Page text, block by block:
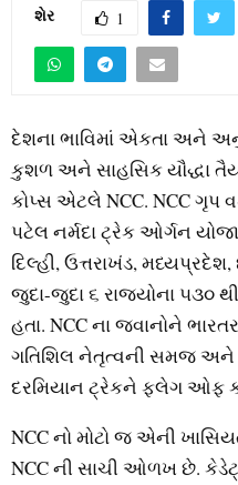
શેર 1
દેશના ભાવિમાં એકતા અને
કુશળ અને સાહસિક યૌદ્ધા
કોપ્સ એટલે NCC. NCC ગૃપ
પટેલ નર્મદા ટ્રેક ઓર્ગન
દિલ્હી, ઉત્તરાખંડ,
જુદા-જુદા ૬ રાજ્યોના ૫૩૦
હતા. NCC ના જવાનોને
ગતિશિલ નેતૃત્વની સમજ અને
દરમિયાન ટ્રેકને ફ્લેગ ઓફ
NCC નો મોટો જ એની
NCC ની સાચી ઓળખ છે.